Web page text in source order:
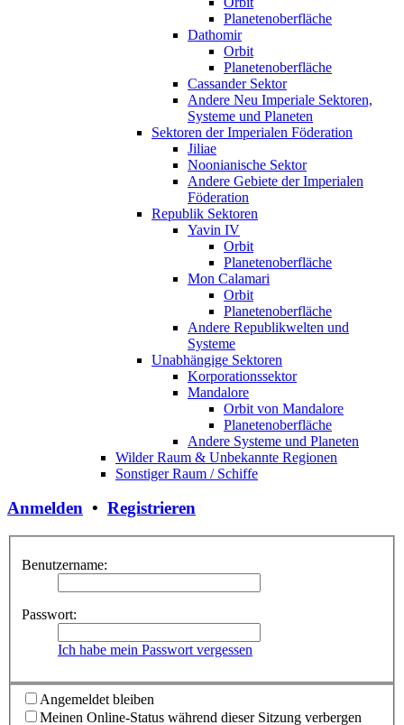
Planetenoberfläche
Dathomir
Orbit
Planetenoberfläche
Cassander Sektor
Andere Neu Imperiale Sektoren,
Systeme und Planeten
Sektoren der Imperialen Föderation
Jiliae
Noonianische Sektor
Andere Gebiete der Imperialen
Föderation
Republik Sektoren
Yavin IV
Orbit
Planetenoberfläche
Mon Calamari
Orbit
Planetenoberfläche
Andere Republikwelten und
Systeme
Unabhängige Sektoren
Korporationssektor
Mandalore
Orbit von Mandalore
Planetenoberfläche
Andere Systeme und Planeten
Wilder Raum & Unbekannte Regionen
Sonstiger Raum / Schiffe
Anmelden • Registrieren
Benutzername:
Passwort:
Ich habe mein Passwort vergessen
Angemeldet bleiben
Meinen Online-Status während dieser Sitzung verbergen